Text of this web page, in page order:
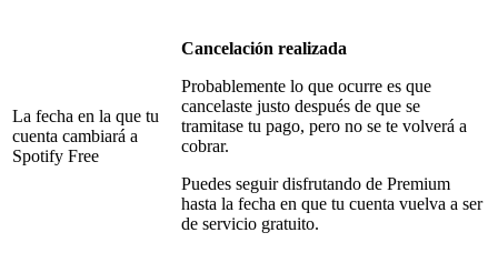
La fecha en la que tu
cuenta cambiará a
Spotify Free
Cancelación realizada
Probablemente lo que ocurre es que
cancelaste justo después de que se
tramitase tu pago, pero no se te volverá a
cobrar.
Puedes seguir disfrutando de Premium
hasta la fecha en que tu cuenta vuelva a ser
de servicio gratuito.